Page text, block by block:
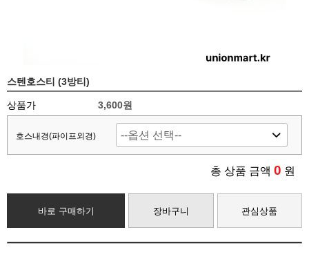
스텐호스티 (3방티)
상품가 3,600원
호스내경(파이프외경)
총 상품 금액 0 원
바로 구매하기 장바구니 관심상품